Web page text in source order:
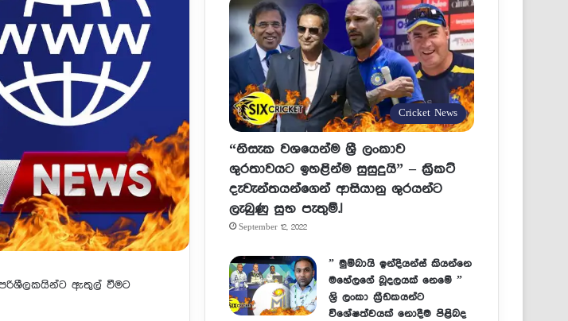
පරිශීලකයින්ට ඇතුල් වීමට
Cricket News
“නිසැක වශයෙන්ම ශ්‍රී ලංකාව
ශුරතාවයට ඉහළින්ම සුසුදුයි” – ක්‍රිකට්
දැවැන්තයන්ගෙන් ආසියානු ශුරයන්ට
ලැබුණු සුභ පැතුම්.!
September 12, 2022
” මුම්බායි ඉන්දියන්ස් කියන්නෙ
මහේලගේ බූදලයක් නෙමේ ”
ශ්‍රි ලංකා ක්‍රීඩකයන්ට
විශේෂත්වයක් නොදීම පිළිබද